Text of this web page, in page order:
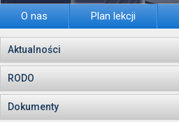
O nas Plan lekcji
Aktualności
RODO
Dokumenty